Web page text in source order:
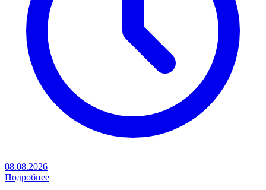
08.08.2026
Подробнее